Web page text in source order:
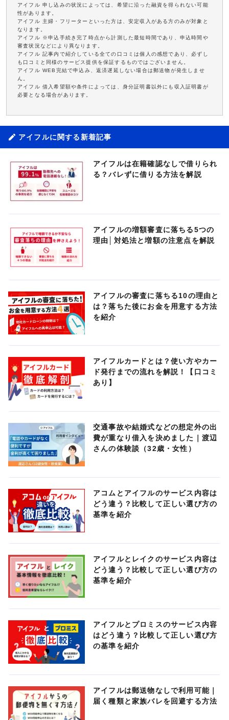
アイフル 申し込みの状況によっては、希望に沿った融資を得られない可能
性があります。
アイフル 主婦・フリーターといった方は、安定収入がある方のみが対象と
なります。
アイフル ※申込手続き完了時点から計測した最短時間であり、申込時間や
審査状況などにより異なります。
アイフル 記事内で紹介している全ての口コミは個人の感想であり、必ずし
も口コミと同様のサービス提供を保証するものではございません。
アイフル WEB完結で申込み、返済遅延しない場合は郵送物が発生しませ
ん。
アイフル 借入希望額や条件によっては、身分証明書以外にも収入証明書が
必要となる場合があります。
アイフルに関する新着記事
アイフルは在籍確認なしで借りられ
る？バレずに借りる方法を解説
アイフルの増額審査に落ちる5つの
理由│対処法と増額の注意点を解説
アイフルの審査に落ちる10の理由と
は？落ちた後にお金を用意する方法
を紹介
アイフルカードとは？使い方やカー
ド発行までの流れを解説！【口コミ
あり】
交通事故や結婚式などの想定外の出
費が重なり借入を決めました｜渡辺
さんの体験談（32歳・女性）
アコムとアイフルのサービス内容は
どう違う？比較して正しい選び方の
基準を紹介
アイフルとレイクのサービス内容は
どう違う？比較して正しい選び方の
基準を紹介
アイフルとプロミスのサービス内容
はどう違う？比較して正しい選び方
の基準を紹介
アイフルは郵送物なしで利用可能｜
届く種類と家族バレを回避する方法